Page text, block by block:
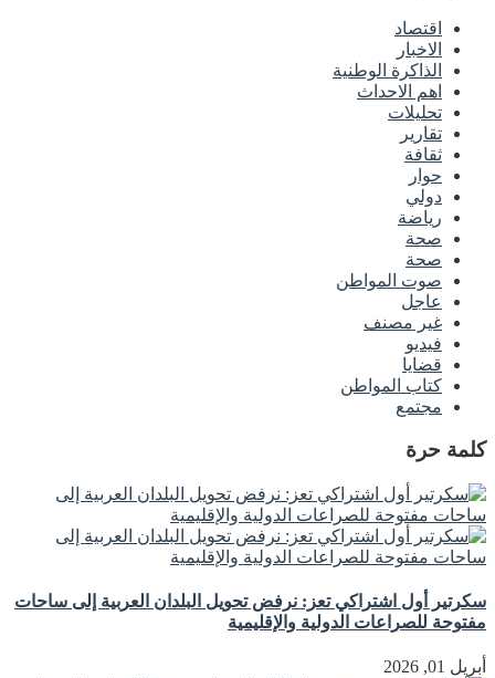
اقتصاد
الاخبار
الذاكرة الوطنية
اهم الاحداث
تحليلات
تقارير
ثقافة
حوار
دولي
رياضة
صحة
صحة
صوت المواطن
عاجل
غير مصنف
فيديو
قضايا
كتاب المواطن
مجتمع
كلمة حرة
سكرتير أول اشتراكي تعز: نرفض تحويل البلدان العربية إلى ساحات
مفتوحة للصراعات الدولية والإقليمية
أبريل 01, 2026